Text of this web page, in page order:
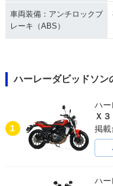
車両装備：アンチロックブ
レーキ（ABS）
ハーレーダビッドソン
1
ハー
Ｘ
掲載
ハー